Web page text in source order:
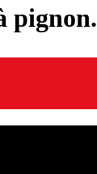
pignon.